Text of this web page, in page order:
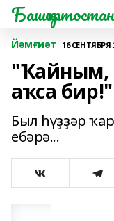
Башҡортостан
Йәмғиәт 16 СЕНТЯБРЯ
"Ҡайным,
аҡса бир!"
Был һүҙҙәр
ебәрә...